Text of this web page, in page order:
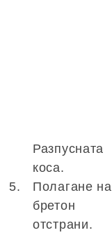
5.
Разпусната
коса.
Полагане на
бретон
отстрани.